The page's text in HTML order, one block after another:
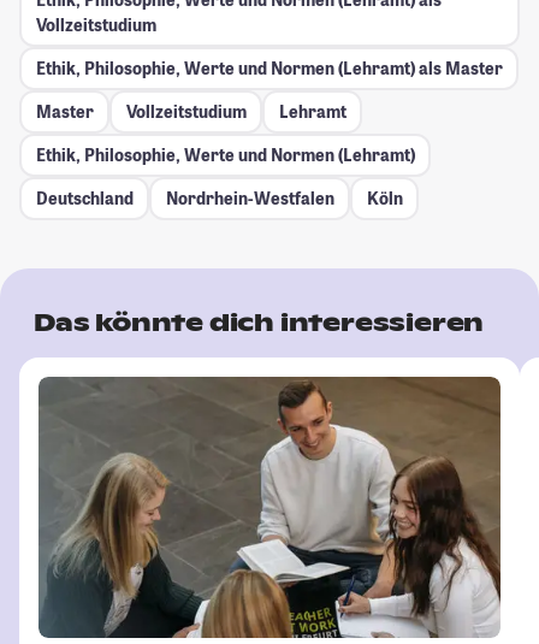
Vollzeitstudium
Ethik, Philosophie, Werte und Normen (Lehramt) als Master
Master
Vollzeitstudium
Lehramt
Ethik, Philosophie, Werte und Normen (Lehramt)
Deutschland
Nordrhein-Westfalen Köln
Das könnte dich interessieren